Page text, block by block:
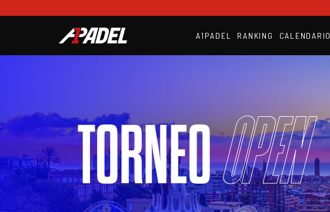
A1PADEL RANKING CALENDARIO
TORNEOOpen